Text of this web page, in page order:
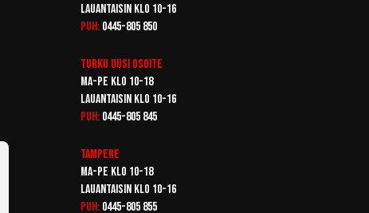
Lauantaisin klo 10-16
Puh: 0445-805 850
Turku Uusi osoite
Ma-pe klo 10-18
Lauantaisin klo 10-16
Puh: 0445-805 845
Tampere
Ma-pe klo 10-18
Lauantaisin klo 10-16
Puh: 0445-805 855